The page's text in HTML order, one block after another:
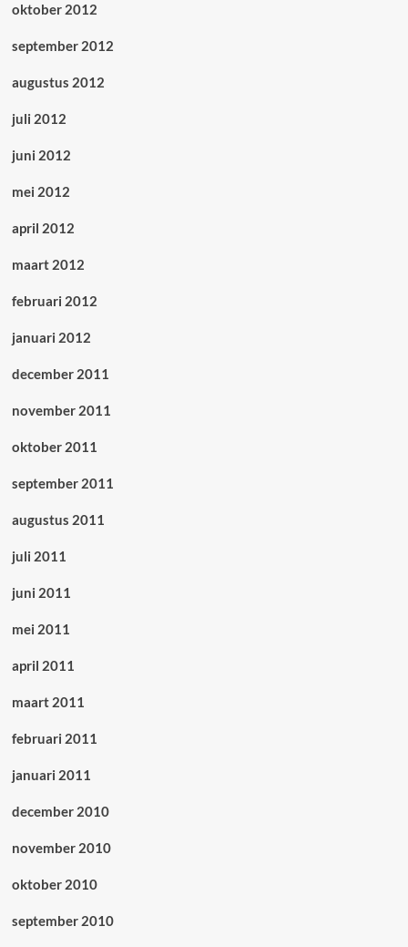
oktober 2012
september 2012
augustus 2012
juli 2012
juni 2012
mei 2012
april 2012
maart 2012
februari 2012
januari 2012
december 2011
november 2011
oktober 2011
september 2011
augustus 2011
juli 2011
juni 2011
mei 2011
april 2011
maart 2011
februari 2011
januari 2011
december 2010
november 2010
oktober 2010
september 2010